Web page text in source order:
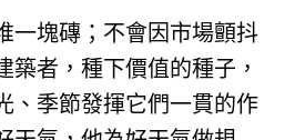
一塊磚；不會因市場顫抖
築者，種下價值的種子，
、季節發揮它們一貫的作